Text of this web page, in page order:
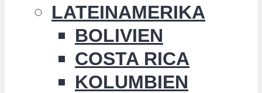
LATEINAMERIKA
BOLIVIEN
COSTA RICA
KOLUMBIEN